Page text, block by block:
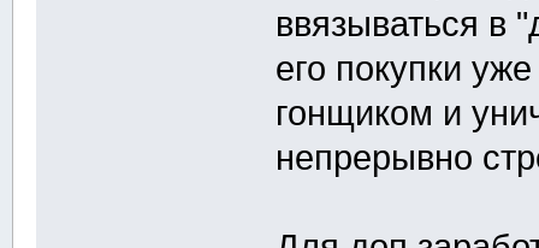
ввязываться в
его покупки
гонщиком и
непрерывно